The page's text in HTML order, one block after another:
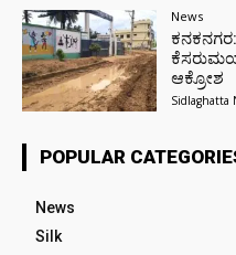
News
ಆಕ್ರೋಶ
Sidlaghatta
POPULAR
News
Silk